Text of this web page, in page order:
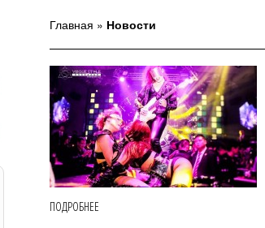
Главная » Новости
ПОДРОБНЕЕ